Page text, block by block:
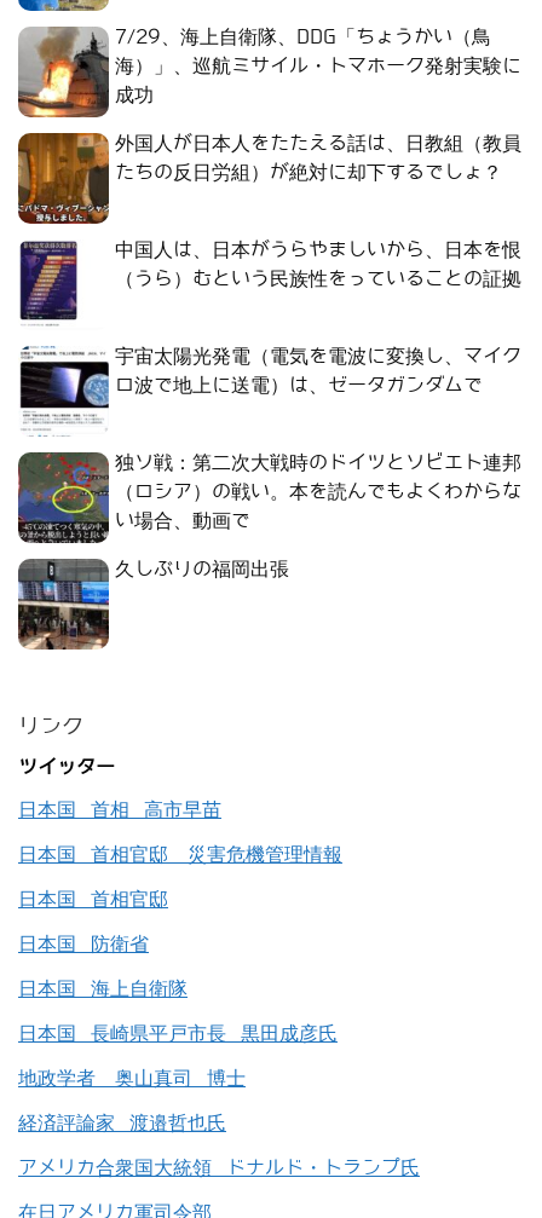
7/29、海上自衛隊、DDG「ちょうかい（鳥
海）」、巡航ミサイル・トマホーク発射実験に
成功
外国人が日本人をたたえる話は、日教組（教員
たちの反日労組）が絶対に却下するでしょ？
中国人は、日本がうらやましいから、日本を恨
（うら）むという民族性をっていることの証拠
宇宙太陽光発電（電気を電波に変換し、マイク
ロ波で地上に送電）は、ゼータガンダムで
独ソ戦：第二次大戦時のドイツとソビエト連邦
（ロシア）の戦い。本を読んでもよくわからな
い場合、動画で
久しぶりの福岡出張
リンク
ツイッター
日本国 首相 高市早苗
日本国 首相官邸 災害危機管理情報
日本国 首相官邸
日本国 防衛省
日本国 海上自衛隊
日本国 長崎県平戸市長 黒田成彦氏
地政学者 奥山真司 博士
経済評論家 渡邉哲也氏
アメリカ合衆国大統領 ドナルド・トランプ氏
在日アメリカ軍司令部